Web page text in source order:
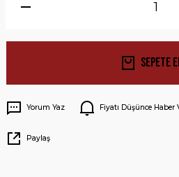
Sepete
Yorum Yaz Fiyatı Düşünce Haber
Paylaş